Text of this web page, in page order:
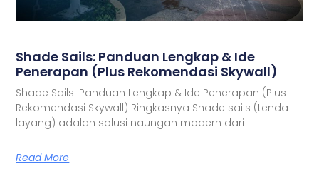
Shade Sails: Panduan Lengkap & Ide
Penerapan (Plus Rekomendasi Skywall)
Shade Sails: Panduan Lengkap & Ide Penerapan (Plus
Rekomendasi Skywall) Ringkasnya Shade sails (tenda
layang) adalah solusi naungan modern dari
Read More